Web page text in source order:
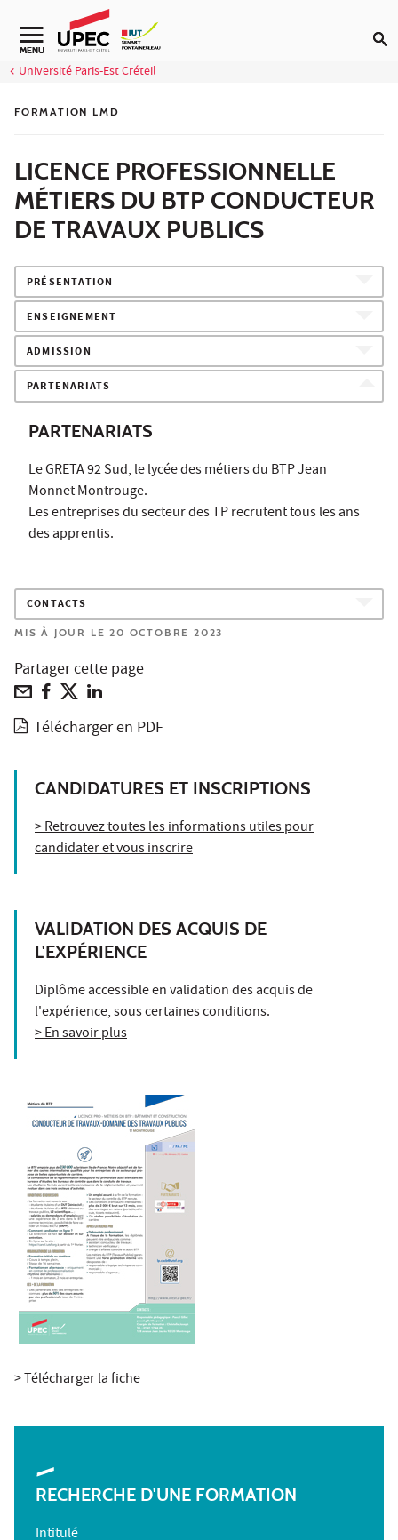
Aller au contenu
Navigation secondaire
MENU
Université Paris-Est Créteil
FORMATION LMD
LICENCE PROFESSIONNELLE
MÉTIERS DU BTP CONDUCTEUR
DE TRAVAUX PUBLICS
PRÉSENTATION
ENSEIGNEMENT
ADMISSION
PARTENARIATS
PARTENARIATS
Le GRETA 92 Sud, le lycée des métiers du BTP Jean
Monnet Montrouge.
Les entreprises du secteur des TP recrutent tous les ans
des apprentis.
CONTACTS
MIS À JOUR LE 20 OCTOBRE 2023
Partager cette page
Télécharger en PDF
CANDIDATURES ET INSCRIPTIONS
> Retrouvez toutes les informations utiles pour
candidater et vous inscrire
VALIDATION DES ACQUIS DE
L'EXPÉRIENCE
Diplôme accessible en validation des acquis de
l'expérience, sous certaines conditions.
> En savoir plus
> Télécharger la fiche
RECHERCHE D'UNE FORMATION
Intitulé